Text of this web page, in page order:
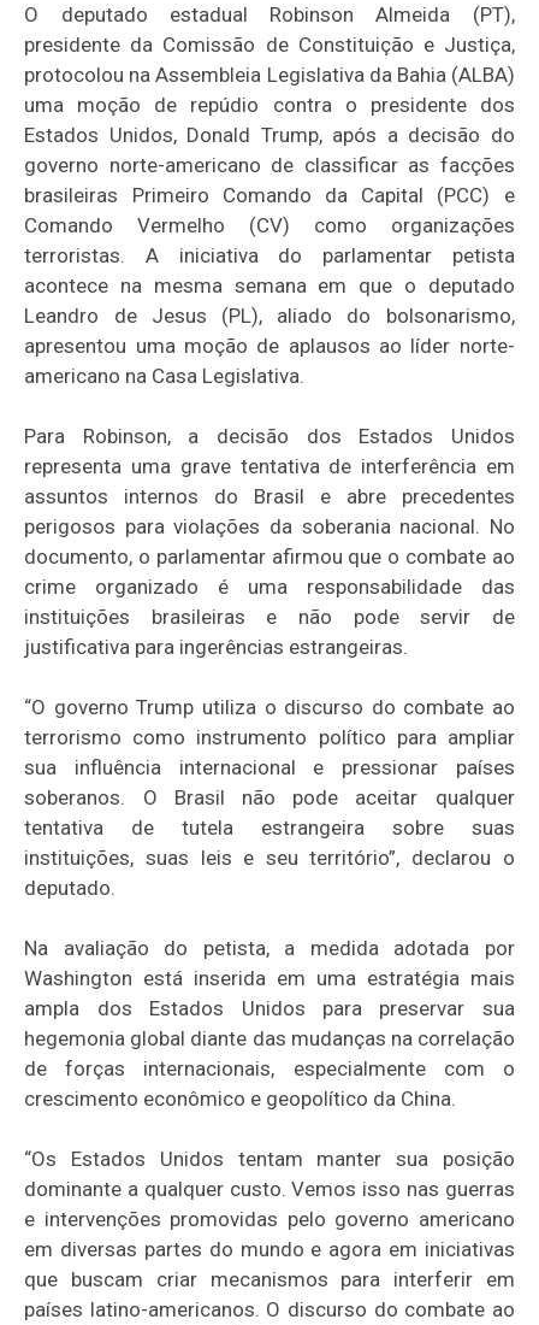
O deputado estadual Robinson Almeida (PT),
presidente da Comissão de Constituição e Justiça,
protocolou na Assembleia Legislativa da Bahia (ALBA)
uma moção de repúdio contra o presidente dos
Estados Unidos, Donald Trump, após a decisão do
governo norte-americano de classificar as facções
brasileiras Primeiro Comando da Capital (PCC) e
Comando Vermelho (CV) como organizações
terroristas. A iniciativa do parlamentar petista
acontece na mesma semana em que o deputado
Leandro de Jesus (PL), aliado do bolsonarismo,
apresentou uma moção de aplausos ao líder norte-
americano na Casa Legislativa.
Para Robinson, a decisão dos Estados Unidos
representa uma grave tentativa de interferência em
assuntos internos do Brasil e abre precedentes
perigosos para violações da soberania nacional. No
documento, o parlamentar afirmou que o combate ao
crime organizado é uma responsabilidade das
instituições brasileiras e não pode servir de
justificativa para ingerências estrangeiras.
“O governo Trump utiliza o discurso do combate ao
terrorismo como instrumento político para ampliar
sua influência internacional e pressionar países
soberanos. O Brasil não pode aceitar qualquer
tentativa de tutela estrangeira sobre suas
instituições, suas leis e seu território”, declarou o
deputado.
Na avaliação do petista, a medida adotada por
Washington está inserida em uma estratégia mais
ampla dos Estados Unidos para preservar sua
hegemonia global diante das mudanças na correlação
de forças internacionais, especialmente com o
crescimento econômico e geopolítico da China.
“Os Estados Unidos tentam manter sua posição
dominante a qualquer custo. Vemos isso nas guerras
e intervenções promovidas pelo governo americano
em diversas partes do mundo e agora em iniciativas
que buscam criar mecanismos para interferir em
países latino-americanos. O discurso do combate ao